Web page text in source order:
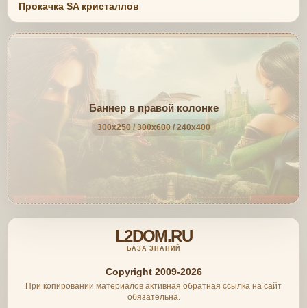
Прокачка SA кристаллов
Баннер в правой колонке
300x250 / 300x600 / 240x400
L2DOM.RU
БАЗА ЗНАНИЙ
Copyright 2009-2026
При копировании материалов активная обратная ссылка на сайт
обязательна.